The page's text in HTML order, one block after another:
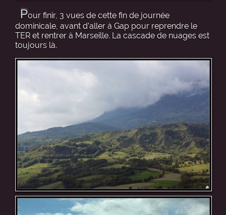
Pour finir, 3 vues de cette fin de journée
dominicale, avant d’aller à Gap pour reprendre le
TER et rentrer à Marseille. La cascade de nuages est
toujours là.